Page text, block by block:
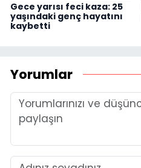
Gece yarısı feci kaza: 25
yaşındaki genç hayatını
kaybetti
Yorumlar